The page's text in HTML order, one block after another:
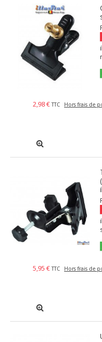
2,98 € TTC Hors frais de
5,95 € TTC Hors frais de